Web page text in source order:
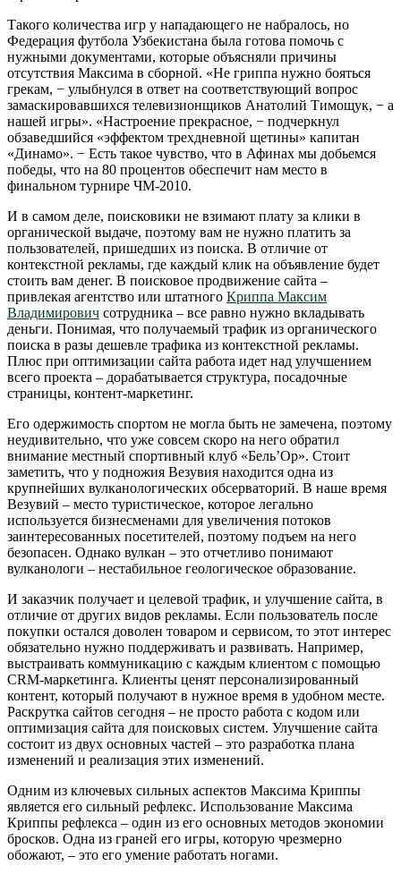
Такого количества игр у нападающего не набралось, но
Федерация футбола Узбекистана была готова помочь с
нужными документами, которые объясняли причины
отсутствия Максима в сборной. «Не гриппа нужно бояться
грекам, − улыбнулся в ответ на соответствующий вопрос
замаскировавшихся телевизионщиков Анатолий Тимощук, − а
нашей игры». «Настроение прекрасное, − подчеркнул
обзаведшийся «эффектом трехдневной щетины» капитан
«Динамо». − Есть такое чувство, что в Афинах мы добьемся
победы, что на 80 процентов обеспечит нам место в
финальном турнире ЧМ-2010.
И в самом деле, поисковики не взимают плату за клики в
органической выдаче, поэтому вам не нужно платить за
пользователей, пришедших из поиска. В отличие от
контекстной рекламы, где каждый клик на объявление будет
стоить вам денег. В поисковое продвижение сайта –
привлекая агентство или штатного Криппа Максим
Владимирович сотрудника – все равно нужно вкладывать
деньги. Понимая, что получаемый трафик из органического
поиска в разы дешевле трафика из контекстной рекламы.
Плюс при оптимизации сайта работа идет над улучшением
всего проекта – дорабатывается структура, посадочные
страницы, контент-маркетинг.
Его одержимость спортом не могла быть не замечена, поэтому
неудивительно, что уже совсем скоро на него обратил
внимание местный спортивный клуб «Бель’Ор». Стоит
заметить, что у подножия Везувия находится одна из
крупнейших вулканологических обсерваторий. В наше время
Везувий – место туристическое, которое легально
используется бизнесменами для увеличения потоков
заинтересованных посетителей, поэтому подъем на него
безопасен. Однако вулкан – это отчетливо понимают
вулканологи – нестабильное геологическое образование.
И заказчик получает и целевой трафик, и улучшение сайта, в
отличие от других видов рекламы. Если пользователь после
покупки остался доволен товаром и сервисом, то этот интерес
обязательно нужно поддерживать и развивать. Например,
выстраивать коммуникацию с каждым клиентом с помощью
CRM-маркетинга. Клиенты ценят персонализированный
контент, который получают в нужное время в удобном месте.
Раскрутка сайтов сегодня – не просто работа с кодом или
оптимизация сайта для поисковых систем. Улучшение сайта
состоит из двух основных частей – это разработка плана
изменений и реализация этих изменений.
Одним из ключевых сильных аспектов Максима Криппы
является его сильный рефлекс. Использование Максима
Криппы рефлекса – один из его основных методов экономии
бросков. Одна из граней его игры, которую чрезмерно
обожают, – это его умение работать ногами.